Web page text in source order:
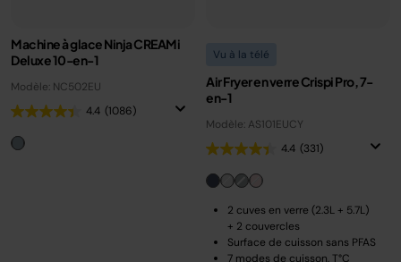
Machine à glace Ninja CREAMi
Deluxe 10-en-1
Modèle: NC502EU
4.4 (1086)
Vu à la télé
Air Fryer en verre Crispi Pro, 7-
en-1
Modèle: AS101EUCY
4.4 (331)
2 cuves en verre (2.3L + 5.7L)
+ 2 couvercles
Surface de cuisson sans PFAS
7 modes de cuisson, T°C